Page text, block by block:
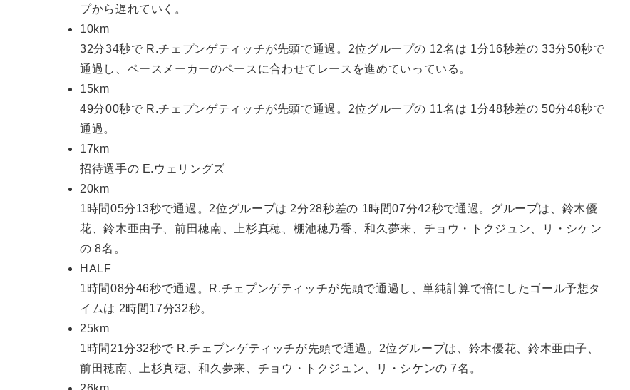
プから遅れていく。
10km
32分34秒で R.チェプンゲティッチが先頭で通過。2位グループの 12名は 1分16秒差の 33分50秒で
通過し、ペースメーカーのペースに合わせてレースを進めていっている。
15km
49分00秒で R.チェプンゲティッチが先頭で通過。2位グループの 11名は 1分48秒差の 50分48秒で
通過。
17km
招待選手の E.ウェリングズ
20km
1時間05分13秒で通過。2位グループは 2分28秒差の 1時間07分42秒で通過。グループは、鈴木優
花、鈴木亜由子、前田穂南、上杉真穂、棚池穂乃香、和久夢来、チョウ・トクジュン、リ・シケン
の 8名。
HALF
1時間08分46秒で通過。R.チェプンゲティッチが先頭で通過し、単純計算で倍にしたゴール予想タ
イムは 2時間17分32秒。
25km
1時間21分32秒で R.チェプンゲティッチが先頭で通過。2位グループは、鈴木優花、鈴木亜由子、
前田穂南、上杉真穂、和久夢来、チョウ・トクジュン、リ・シケンの 7名。